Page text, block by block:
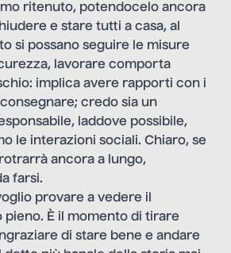
ritenuto, potendocelo ancora
e stare tutti a casa, al
si possano seguire le misure
lavorare comporta
implica avere rapporti con i
credo sia un
laddove possibile,
le interazioni sociali. Chiaro, se
ancora a lungo,
farsi.
provare a vedere il
pieno. È il momento di tirare
di stare bene e andare